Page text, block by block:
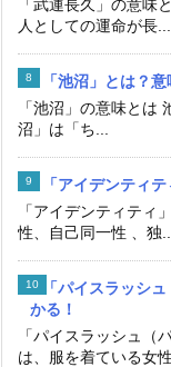
「武運長久」の意味
人としての運命が長...
「池沼」とは？
「池沼」の意味とは
沼」は「ち...
「アイデンティ
「アイデンティティ
性、自己同一性 、独...
「パイスラッシ
かる！
「パイスラッシュ（
は、服を着ている女性